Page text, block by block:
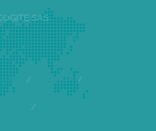
SAS
/ Equipo /
/